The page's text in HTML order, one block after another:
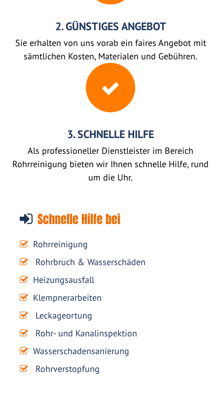
2. GÜNSTIGES ANGEBOT
Sie erhalten von uns vorab ein faires Angebot mit
sämtlichen Kosten, Materialen und Gebühren.
3. SCHNELLE HILFE
Als professioneller Dienstleister im Bereich
Rohrreinigung bieten wir Ihnen schnelle Hilfe, rund
um die Uhr.
Schnelle Hilfe bei
Rohrreinigung
Rohrbruch & Wasserschäden
Heizungsausfall
Klempnerarbeiten
Leckageortung
Rohr- und Kanalinspektion
Wasserschadensanierung
Rohrverstopfung